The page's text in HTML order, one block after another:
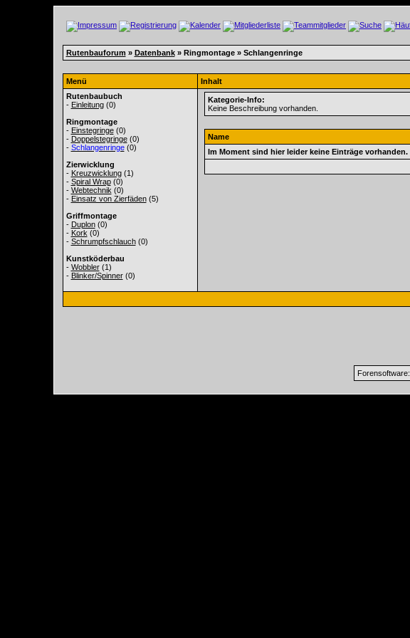
Rutenbauforum » Datenbank» Ringmontage » Schlangenringe
Menü
Inhalt
Rutenbaubuch
- Einleitung(0)
Ringmontage
- Einstegringe(0)
- Doppelstegringe(0)
- Schlangenringe(0)
Zierwicklung
- Kreuzwicklung(1)
- Spiral Wrap(0)
- Webtechnik (0)
- Einsatz von Zierfäden(5)
Griffmontage
- Duplon(0)
- Kork (0)
- Schrumpfschlauch(0)
Kunstköderbau
- Wobbler(1)
- Blinker/Spinner(0)
Kategorie-Info:
Keine Beschreibung vorhanden.
Name
Im Moment sind hier leider keine Einträge vorhanden.
Forensoftware: